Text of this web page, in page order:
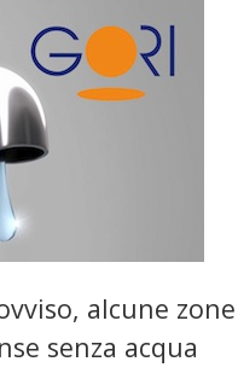
alcune
senza acqua